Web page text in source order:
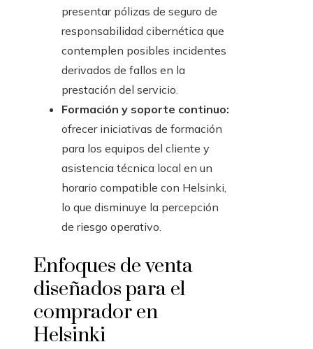
presentar pólizas de seguro de
responsabilidad cibernética que
contemplen posibles incidentes
derivados de fallos en la
prestación del servicio.
Formación y soporte continuo:
ofrecer iniciativas de formación
para los equipos del cliente y
asistencia técnica local en un
horario compatible con Helsinki,
lo que disminuye la percepción
de riesgo operativo.
Enfoques de venta
diseñados para el
comprador en
Helsinki